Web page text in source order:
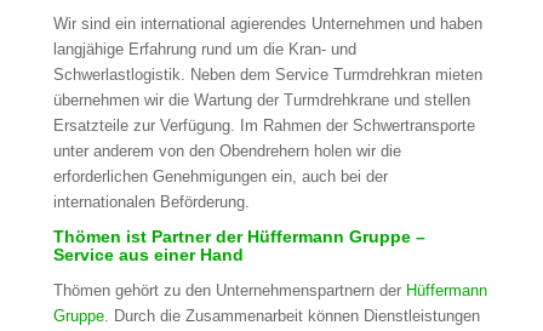
Wir sind ein international agierendes Unternehmen und haben
langjähige Erfahrung rund um die Kran- und
Schwerlastlogistik. Neben dem Service Turmdrehkran mieten
übernehmen wir die Wartung der Turmdrehkrane und stellen
Ersatzteile zur Verfügung. Im Rahmen der Schwertransporte
unter anderem von den Obendrehern holen wir die
erforderlichen Genehmigungen ein, auch bei der
internationalen Beförderung.
Thömen ist Partner der Hüffermann Gruppe –
Service aus einer Hand
Thömen gehört zu den Unternehmenspartnern der Hüffermann
Gruppe. Durch die Zusammenarbeit können Dienstleistungen